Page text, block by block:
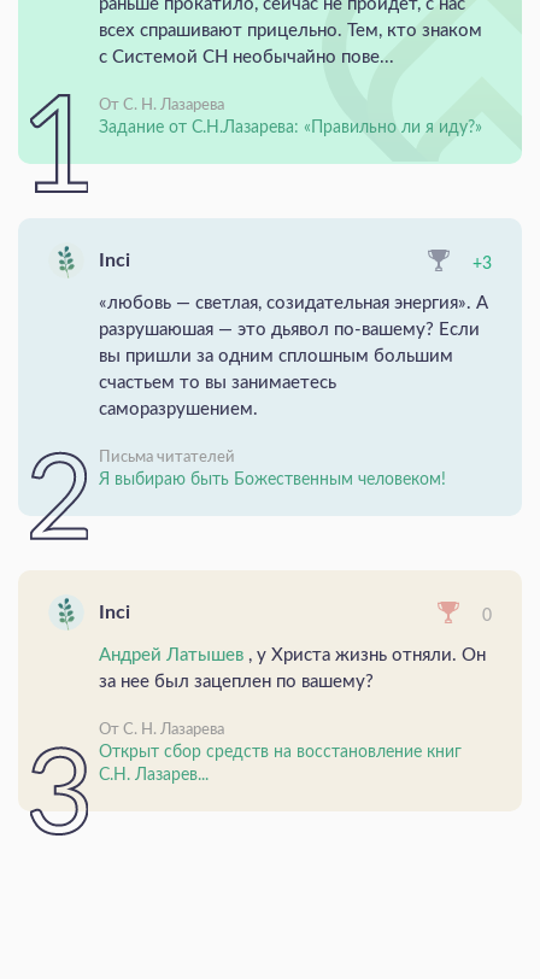
раньше прокатило, сейчас не пройдет, с нас
всех спрашивают прицельно. Тем, кто знаком
с Системой СН необычайно пове...
От С. Н. Лазарева
Задание от С.Н.Лазарева: «Правильно ли я иду?»
Inci +3
«любовь — светлая, созидательная энергия». А
разрушаюшая — это дьявол по-вашему? Если
вы пришли за одним сплошным большим
счастьем то вы занимаетесь
саморазрушением.
Письма читателей
Я выбираю быть Божественным человеком!
Inci 0
Андрей Латышев , у Христа жизнь отняли. Он
за нее был зацеплен по вашему?
От С. Н. Лазарева
Открыт сбор средств на восстановление книг
С.Н. Лазарев...